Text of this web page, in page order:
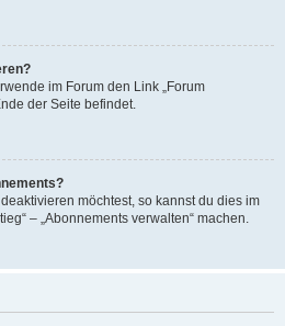
im Forum den Link „Forum
der Seite befindet.
möchtest, so kannst du dies im
– „Abonnements verwalten“ machen.